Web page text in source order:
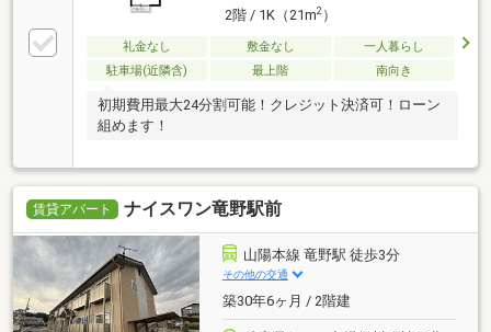
2階 / 1K（21m2）
礼金なし 敷金なし
一人暮らし
駐車場(近隣含)
最上階 南向き
初期費用最大24分割可能！クレジット決済可！ローン
組めます！
賃貸アパート ナイスワン竜野駅前
山陽本線 竜野駅 徒歩3分
その他の交通
築30年6ヶ月 / 2階建